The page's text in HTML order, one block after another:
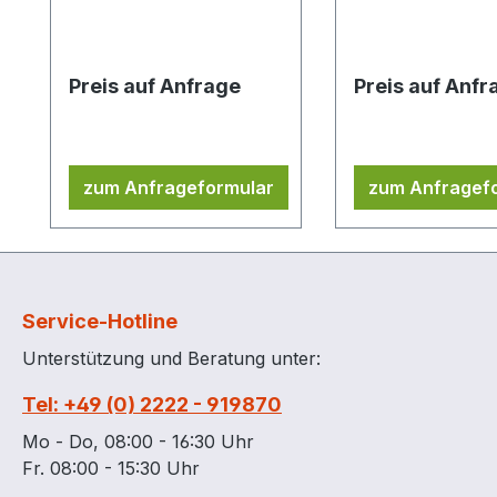
Bluethooth Versand per
Preis auf Anfrage
zum Anfrageformular
Bluethooth Versand per
Preis auf
zum
Service-Hotline
Unterstützung und Beratung unter:
Tel: +49 (0) 2222 - 919870
Mo - Do, 08:00 - 16:30 Uhr
Fr. 08:00 - 15:30 Uhr